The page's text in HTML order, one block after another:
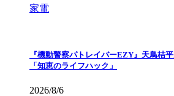
家電
『機動警察パトレイバーEZY』天鳥桔
「知恵のライフハック」
2026/8/6